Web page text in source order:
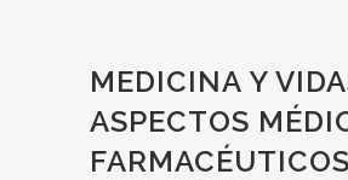
MEDICINA Y
ASPECTOS